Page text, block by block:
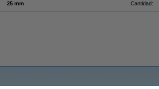
25 mm Cantidad: